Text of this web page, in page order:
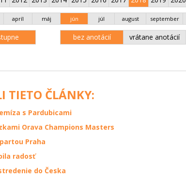
apríl máj jún júl august september
bez anotácií vrátane anotácií
TIETO ČLÁNKY:
s Pardubicami
Orava Champions Masters
Praha
radosť
do Česka